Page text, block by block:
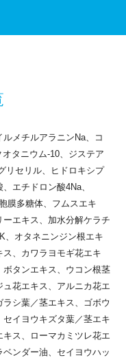
メチルアラニンNa、コ
タニウム-10、ジステア
リセリル、ヒドロキシプ
エチドロン酸4Na、
膜多糖体、フムスエキ
エキス、加水分解ケラチ
、オタネニンジン根エキ
、カワラヨモギ花エキ
タンエキス、ウコン根茎
花エキス、アルニカ花エ
シ葉／茎エキス、ゴボウ
イヨウキズタ葉／茎エキ
ス、ローマカミツレ花エ
ンダー油、セイヨウハッ